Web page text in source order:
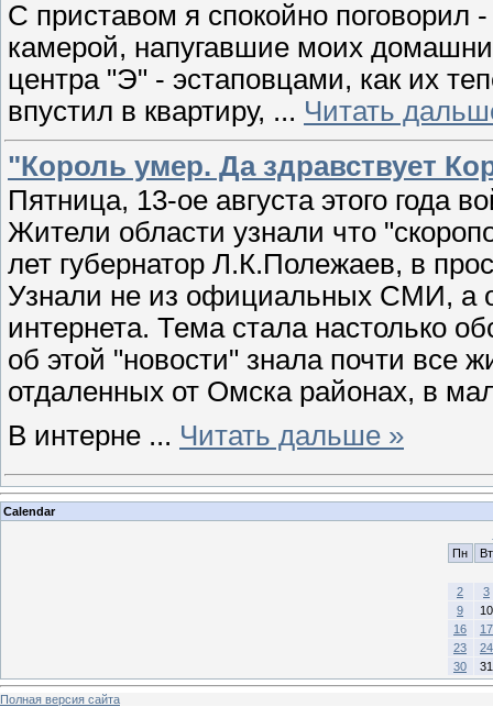
С приставом я спокойно поговорил
камерой, напугавшие моих
центра "Э" - эстаповцами, как их
впустил в квартиру, ... Читать
"Король умер. Да здравствует
Пятница, 13-ое августа этого года
Жители области узнали что
лет губернатор Л.К.Полежаев, в
Узнали не из официальных СМИ, а
интернета. Тема стала настолько
об этой "новости" знала почти все
отдаленных от Омска районах, в
В интерне ... Читать дальше »
Calendar
Пн
Вт
2
3
9
10
16
17
23
24
30
31
Полная версия сайта